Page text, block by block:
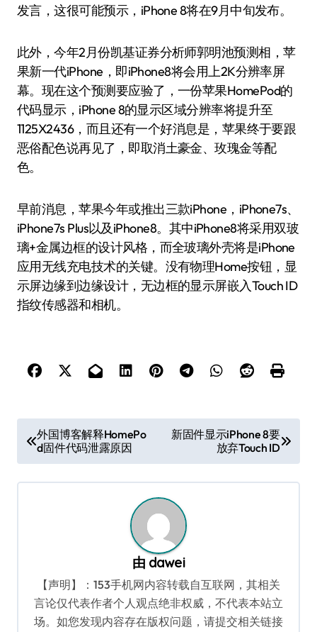
发言，这很可能预示，iPhone 8将在9月中旬发布。
此外，今年2月份凯基证券分析师郭明池预测相，苹
果新一代iPhone，即iPhone8将会用上2K分辨率屏
幕。现在这个预测要应验了，一份苹果HomePod的
代码显示，iPhone 8的显示区域分辨率将提升至
1125X2436，而且还有一个好消息是，苹果终于要跟
恶俗配色说再见了，即取消土豪金、玫瑰金等配
色。
早前消息，苹果今年或推出三款iPhone，iPhone7s、
iPhone7s Plus以及iPhone8。其中iPhone8将采用双玻
璃+金属边框的设计风格，而全玻璃外壳将是iPhone
应用无线充电技术的关键。没有物理Home按钮，显
示屏边缘到边缘设计，无边框的显示屏嵌入Touch ID
指纹传感器和相机。
章
导
外国博客解释HomePo
d固件代码泄露原因
新固件显示iPhone 8要
放弃Touch ID
由 dawei
【声明】：153手机网内容转载自互联网，其相关
言论仅代表作者个人观点绝非权威，不代表本站立
场。如您发现内容存在版权问题，请提交相关链接